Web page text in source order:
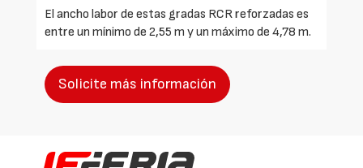
El ancho labor de estas gradas RCR reforzadas es
entre un mínimo de 2,55 m y un máximo de 4,78 m.
Solicite más información